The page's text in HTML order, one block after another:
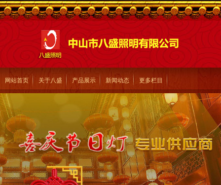
网站首页 关于八盛 产品展示 新闻动态 更多栏目